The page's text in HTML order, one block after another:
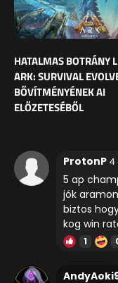
HATALMAS BOTRÁNY
ARK: SURVIVAL
BŐVÍTMÉNYÉNEK AI
ELŐZETESÉBŐL
ProtonP 4
5 ap
jók
biztos
kog win
1